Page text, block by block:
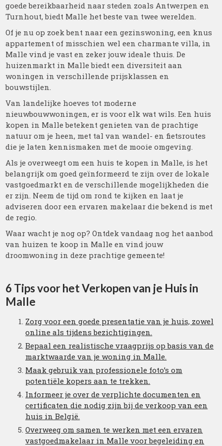
goede bereikbaarheid naar steden zoals Antwerpen en
Turnhout, biedt Malle het beste van twee werelden.
Of je nu op zoek bent naar een gezinswoning, een knus
appartement of misschien wel een charmante villa, in
Malle vind je vast en zeker jouw ideale thuis. De
huizenmarkt in Malle biedt een diversiteit aan
woningen in verschillende prijsklassen en
bouwstijlen.
Van landelijke hoeves tot moderne
nieuwbouwwoningen, er is voor elk wat wils. Een huis
kopen in Malle betekent genieten van de prachtige
natuur om je heen, met tal van wandel- en fietsroutes
die je laten kennismaken met de mooie omgeving.
Als je overweegt om een huis te kopen in Malle, is het
belangrijk om goed geïnformeerd te zijn over de lokale
vastgoedmarkt en de verschillende mogelijkheden die
er zijn. Neem de tijd om rond te kijken en laat je
adviseren door een ervaren makelaar die bekend is met
de regio.
Waar wacht je nog op? Ontdek vandaag nog het aanbod
van huizen te koop in Malle en vind jouw
droomwoning in deze prachtige gemeente!
6 Tips voor het Verkopen van je Huis in
Malle
Zorg voor een goede presentatie van je huis, zowel
online als tijdens bezichtigingen.
Bepaal een realistische vraagprijs op basis van de
marktwaarde van je woning in Malle.
Maak gebruik van professionele foto’s om
potentiële kopers aan te trekken.
Informeer je over de verplichte documenten en
certificaten die nodig zijn bij de verkoop van een
huis in België.
Overweeg om samen te werken met een ervaren
vastgoedmakelaar in Malle voor begeleiding en